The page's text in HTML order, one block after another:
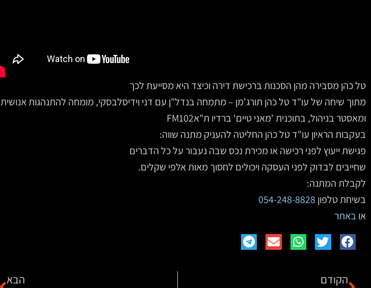
טל כהן מסבירה מהן הסכנות ברכישת דירה וכיצד היא מסייעת לכך
מתוך שיחה של עו"ד טל כהן תורג'מן – מתמחה בנדל"ן עם דני וידיסלבסקי, מומחה להתנהגות אנושית
ומאסטר בניהול, בתוכנית 'מאני טיים' ברדיו ת"אFM102
בעקבות הראיון עו"ד טל כהן החליטה להעניק מתנה שווה:
פגישת ייעוץ לפני רכישה או מכירת נכס שבה נעבור על כל הדברים
שחייבים לבדוק לפני העסקה ויכולים לחסוך מאות אלפי שקלים.
לקבלת המתנה:
בשיחת טלפון 054-248-8828
או באתר
הקודם
הבא